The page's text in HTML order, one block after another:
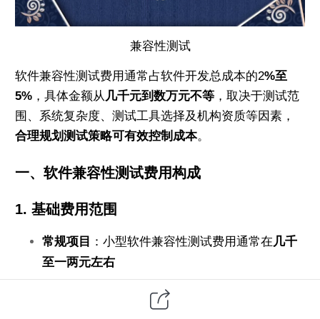
兼容性测试
软件兼容性测试费用通常占软件开发总成本的2%至
5% ，具体金额从 几千元到数万元不等 ，取决于测试范
围、系统复杂度、测试工具选择及机构资质等因素，
合理规划测试策略可有效控制成本。
一、软件兼容性测试费用构成
1. 基础费用范围
常规项目 ：小型软件兼容性测试费用通常在 几千
至一两元左右
：涉及多系统、多设备的测试费用约